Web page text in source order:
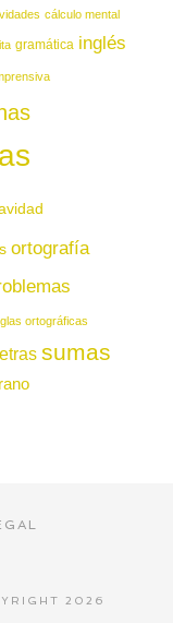
cálculo mental
gramática inglés
ortografía
ortográficas
sumas
2026